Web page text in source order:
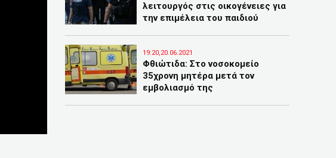
λειτουργός στις οικογένειες για
την επιμέλεια του παιδιού
19:20,20.06.2021
Φθιώτιδα: Στο νοσοκομείο
35χρονη μητέρα μετά τον
εμβολιασμό της